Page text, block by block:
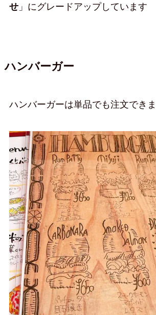
せ」にグレードアップしています
ハンバーガー
ハンバーガーは単品でも注文できま